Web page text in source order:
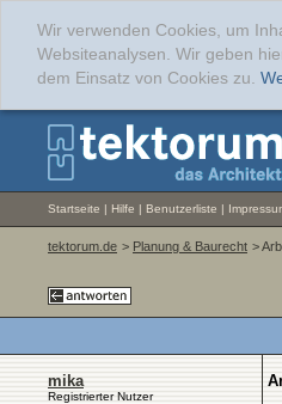
Wir verwenden Cookies, um
Websiteanalysen. Wir geben
dem Einsatz von Cookies zu.
Startseite | Hilfe | Benutzerliste |
tektorum.de > Planung & Baurecht >
mika
Registrierter Nutzer